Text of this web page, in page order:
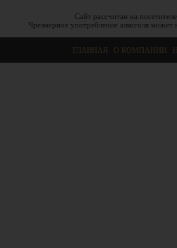
Сайт рассчитан на
Чрезмерное употребление алкоголя
ГЛАВНАЯ О КОМПАНИИ